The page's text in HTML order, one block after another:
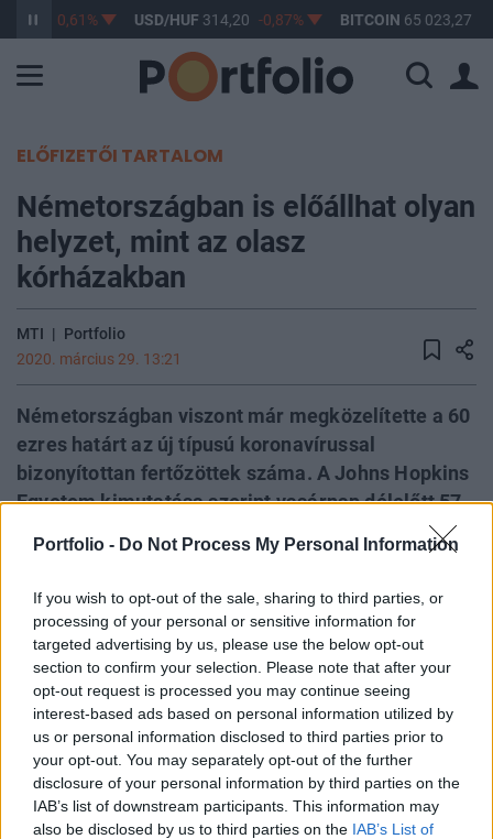
Portfolio - Do Not Process My Personal Information
If you wish to opt-out of the sale, sharing to third parties, or
processing of your personal or sensitive information for
targeted advertising by us, please use the below opt-out
section to confirm your selection. Please note that after your
opt-out request is processed you may continue seeing
interest-based ads based on personal information utilized by
us or personal information disclosed to third parties prior to
your opt-out. You may separately opt-out of the further
disclosure of your personal information by third parties on the
IAB’s list of downstream participants. This information may
also be disclosed by us to third parties on the IAB’s List of
-0,61% USD/HUF 314,20 -0,87% BITCOIN 65 023,27
ELŐFIZETŐI TARTALOM
Németországban is előállhat olyan
helyzet, mint az olasz
kórházakban
MTI | Portfolio
2020. március 29. 13:21
Németországban viszont már megközelítette a 60
ezres határt az új típusú koronavírussal
bizonyítottan fertőzöttek száma. A Johns Hopkins
Egyetem kimutatása szerint vasárnap délelőtt 57
695 fertőzöttet tartottak nyilván, ami 6824 esettel
- 13,4 százalékkal - több azt egy nappal korábbi 50
871-nél. A vírus okozta betegségben elhunytak
száma 351-ről 433-ra emelkedett.
A nyilvántartott fertőzöttek számának növekedési üteme
így visszatért az utóbbi időszakot jellemző 10-15 százalék
közötti szinthez. Előző nap még jóval alacsonyabb, 7,5
százalékos növekedést regisztráltak. A Robert Koch
országos járványügyi intézet (RKI) vezetője egy vasárnapi
lapinterjúban figyelmeztetett, hogy Németország még
mindig csak a járvány elején tart...